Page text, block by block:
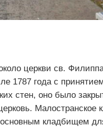
церкви св.
1787 года с
стен, оно было
Малостранское
кладбищем